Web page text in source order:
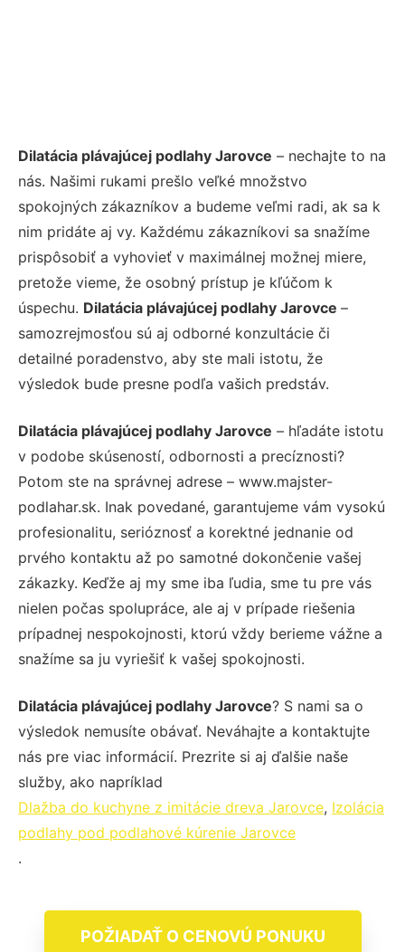
Dilatácia plávajúcej podlahy Jarovce – nechajte to na
nás. Našimi rukami prešlo veľké množstvo
spokojných zákazníkov a budeme veľmi radi, ak sa k
nim pridáte aj vy. Každému zákazníkovi sa snažíme
prispôsobiť a vyhovieť v maximálnej možnej miere,
pretože vieme, že osobný prístup je kľúčom k
úspechu. Dilatácia plávajúcej podlahy Jarovce –
samozrejmosťou sú aj odborné konzultácie či
detailné poradenstvo, aby ste mali istotu, že
výsledok bude presne podľa vašich predstáv.
Dilatácia plávajúcej podlahy Jarovce – hľadáte istotu
v podobe skúseností, odbornosti a precíznosti?
Potom ste na správnej adrese – www.majster-
podlahar.sk. Inak povedané, garantujeme vám vysokú
profesionalitu, serióznosť a korektné jednanie od
prvého kontaktu až po samotné dokončenie vašej
zákazky. Keďže aj my sme iba ľudia, sme tu pre vás
nielen počas spolupráce, ale aj v prípade riešenia
prípadnej nespokojnosti, ktorú vždy berieme vážne a
snažíme sa ju vyriešiť k vašej spokojnosti.
Dilatácia plávajúcej podlahy Jarovce? S nami sa o
výsledok nemusíte obávať. Neváhajte a kontaktujte
nás pre viac informácií. Prezrite si aj ďalšie naše
služby, ako napríklad
Dlažba do kuchyne z imitácie dreva Jarovce, Izolácia
podlahy pod podlahové kúrenie Jarovce
.
POŽIADAŤ O CENOVÚ PONUKU